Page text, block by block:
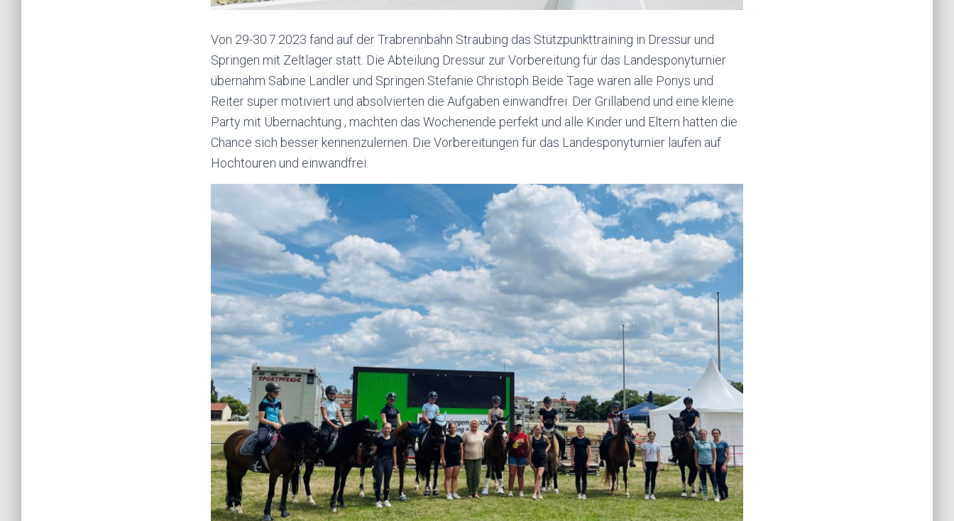
Von 29-30.7.2023 fand auf der Trabrennbahn Straubing das Stützpunkttraining in Dressur und
Springen mit Zeltlager statt. Die Abteilung Dressur zur Vorbereitung für das Landesponyturnier
übernahm Sabine Landler und Springen Stefanie Christoph Beide Tage waren alle Ponys und
Reiter super motiviert und absolvierten die Aufgaben einwandfrei. Der Grillabend und eine kleine
Party mit Übernachtung , machten das Wochenende perfekt und alle Kinder und Eltern hatten die
Chance sich besser kennenzulernen. Die Vorbereitungen für das Landesponyturnier laufen auf
Hochtouren und einwandfrei.